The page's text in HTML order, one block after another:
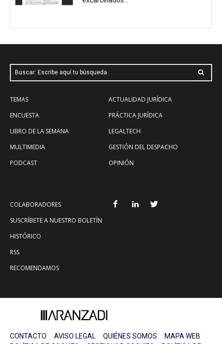
Buscar: Escribe aquí tu búsqueda
TEMAS
ENCUESTA
LIBRO DE LA SEMANA
MULTIMEDIA
PODCAST
ACTUALIDAD JURÍDICA
PRÁCTICA JURÍDICA
LEGALTECH
GESTIÓN DEL DESPACHO
OPINIÓN
COLABORADORES
SUSCRÍBETE A NUESTRO BOLETÍN
HISTÓRICO
RSS
RECOMENDAMOS
CONTACTO AVISO LEGAL QUIÉNES SOMOS
MAPA WEB